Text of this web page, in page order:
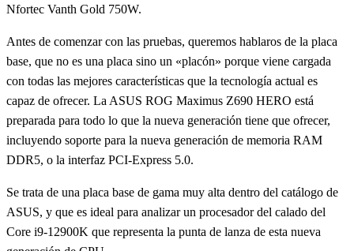
Nfortec Vanth Gold 750W.
Antes de comenzar con las pruebas, queremos hablaros de la placa
base, que no es una placa sino un «placón» porque viene cargada
con todas las mejores características que la tecnología actual es
capaz de ofrecer. La ASUS ROG Maximus Z690 HERO está
preparada para todo lo que la nueva generación tiene que ofrecer,
incluyendo soporte para la nueva generación de memoria RAM
DDR5, o la interfaz PCI-Express 5.0.
Se trata de una placa base de gama muy alta dentro del catálogo de
ASUS, y que es ideal para analizar un procesador del calado del
Core i9-12900K que representa la punta de lanza de esta nueva